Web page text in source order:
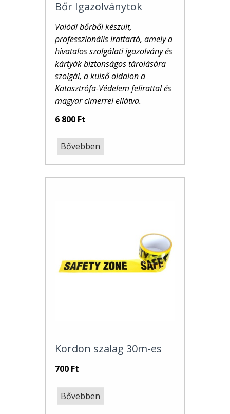
Bőr Igazolványtok
Valódi bőrből készült,
professzionális irattartó, amely a
hivatalos szolgálati igazolvány és
kártyák biztonságos tárolására
szolgál, a külső oldalon a
Katasztrófa-Védelem felirattal és
magyar címerrelellátva.
6 800 Ft
Bővebben
Kordon szalag 30m-es
700 Ft
Bővebben